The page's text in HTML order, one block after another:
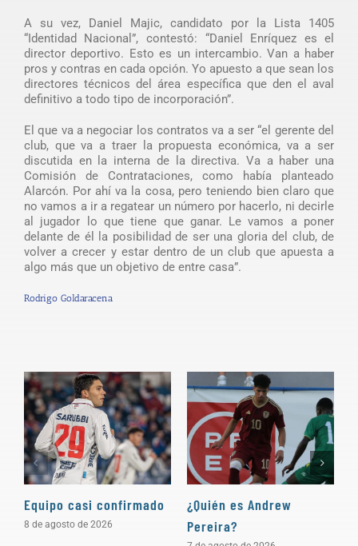
A su vez, Daniel Majic, candidato por la Lista 1405
“Identidad Nacional”, contestó: “Daniel Enríquez es el
director deportivo. Esto es un intercambio. Van a haber
pros y contras en cada opción. Yo apuesto a que sean los
directores técnicos del área específica que den el aval
definitivo a todo tipo de incorporación”.
El que va a negociar los contratos va a ser “el gerente del
club, que va a traer la propuesta económica, va a ser
discutida en la interna de la directiva. Va a haber una
Comisión de Contrataciones, como había planteado
Alarcón. Por ahí va la cosa, pero teniendo bien claro que
no vamos a ir a regatear un número por hacerlo, ni decirle
al jugador lo que tiene que ganar. Le vamos a poner
delante de él la posibilidad de ser una gloria del club, de
volver a crecer y estar dentro de un club que apuesta a
algo más que un objetivo de entre casa”.
Rodrigo Goldaracena
Equipo casi confirmado
8 de agosto de 2026
¿Quién es Andrew
Pereira?